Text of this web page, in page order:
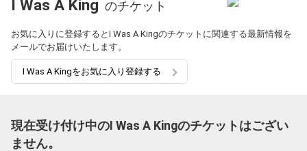
I Was A King のチケット
お気に入りに登録するとI Was A Kingのチケットに関連する最新情報を
メールでお届けいたします。
I Was A Kingをお気に入り登録する
現在受け付け中のI Was A Kingのチケットはござい
ません。